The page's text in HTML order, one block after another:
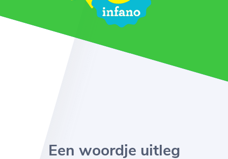
Een woordje uitleg